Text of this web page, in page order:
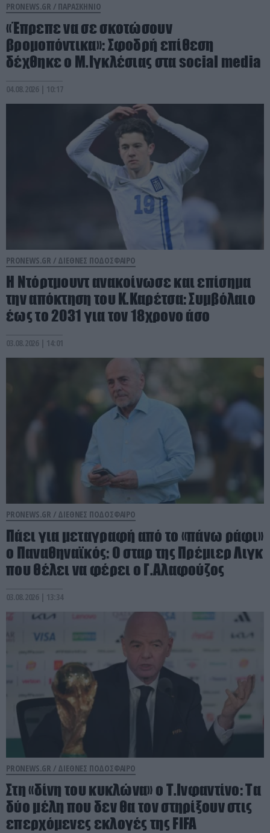
PRONEWS.GR / ΠΑΡΑΣΚΗΝΙΟ
«Έπρεπε να σε σκοτώσουν
βρομοπόντικα»: Σφοδρή επίθεση
δέχθηκε ο Μ.Ιγκλέσιας στα social media
04.08.2026 | 10:17
PRONEWS.GR / ΔΙΕΘΝΕΣ ΠΟΔΟΣΦΑΙΡΟ
Η Ντόρτμουντ ανακοίνωσε και επίσημα
την απόκτηση του Κ.Καρέτσα: Συμβόλαιο
έως το 2031 για τον 18χρονο άσο
03.08.2026 | 14:01
PRONEWS.GR / ΔΙΕΘΝΕΣ ΠΟΔΟΣΦΑΙΡΟ
Πάει για μεταγραφή από το «πάνω ράφι»
ο Παναθηναϊκός: Ο σταρ της Πρέμιερ Λιγκ
που θέλει να φέρει ο Γ.Αλαφούζος
03.08.2026 | 13:34
PRONEWS.GR / ΔΙΕΘΝΕΣ ΠΟΔΟΣΦΑΙΡΟ
Στη «δίνη του κυκλώνα» ο Τ.Ινφαντίνο: Τα
δύο μέλη που δεν θα τον στηρίξουν στις
επερχόμενες εκλογές της FIFA